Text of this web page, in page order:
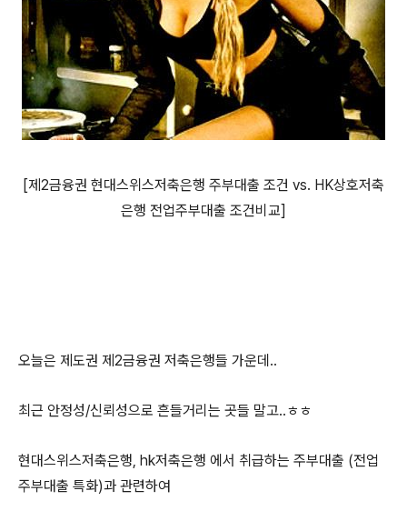
[제2금융권 현대스위스저축은행 주부대출 조건 vs. HK상호저축
은행 전업주부대출 조건비교]
오늘은 제도권 제2금융권 저축은행들 가운데..
최근 안정성/신뢰성으로 흔들거리는 곳들 말고..ㅎㅎ
현대스위스저축은행, hk저축은행 에서 취급하는 주부대출 (전업
주부대출 특화)과 관련하여